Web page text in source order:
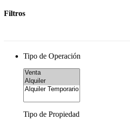
Filtros
Tipo de Operación
Tipo de Propiedad